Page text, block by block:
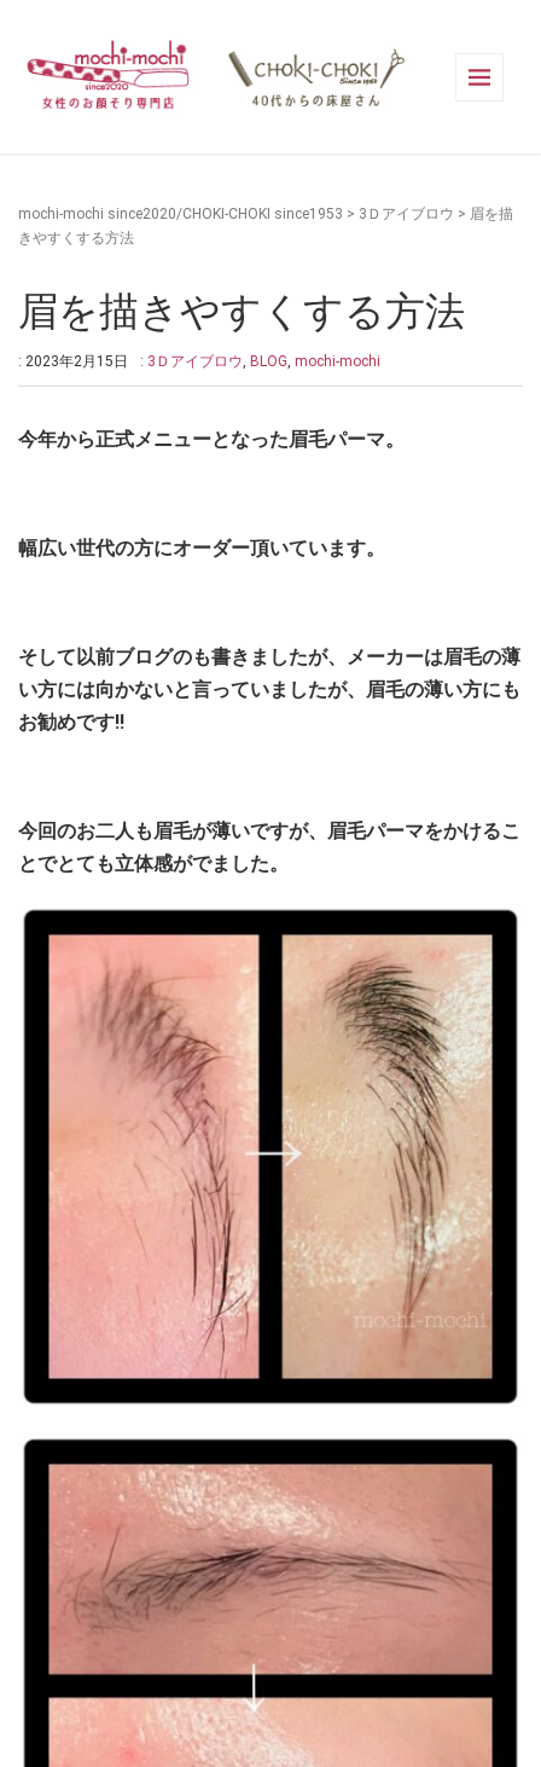
mochi-mochi since2020/CHOKI-CHOKI since1953 > 3Ｄアイブロウ > 眉を描
きやすくする方法
眉を描きやすくする方法
: 2023年2月15日 : 3Ｄアイブロウ, BLOG, mochi-mochi
今年から正式メニューとなった眉毛パーマ。
幅広い世代の方にオーダー頂いています。
そして以前ブログのも書きましたが、メーカーは眉毛の薄
い方には向かないと言っていましたが、眉毛の薄い方にも
お勧めです!!
今回のお二人も眉毛が薄いですが、眉毛パーマをかけるこ
とでとても立体感がでました。